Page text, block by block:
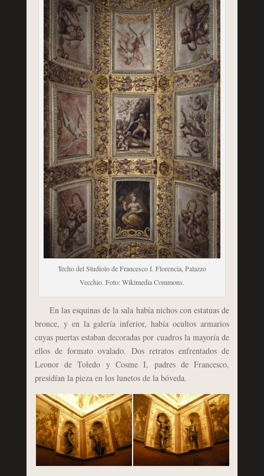
Techo del Studiolo de Francesco I. Florencia, Palazzo
Vecchio. Foto: Wikimedia Commons.
En las esquinas de la sala había nichos con estatuas de
bronce, y en la galería inferior, había ocultos armarios
cuyas puertas estaban decoradas por cuadros la mayoría de
ellos de formato ovalado. Dos retratos enfrentados de
Leonor de Toledo y Cosme I, padres de Francesco,
presidían la pieza en los lunetos de la bóveda.